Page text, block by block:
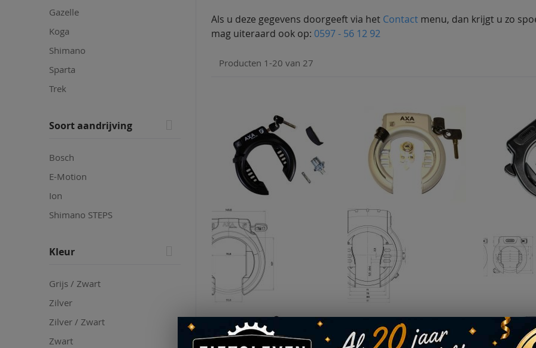
Gazelle
Koga
Shimano
Sparta
Trek
Soort aandrijving
Bosch
E-Motion
Ion
Shimano STEPS
Kleur
Grijs / Zwart
Zilver
Zilver / Zwart
Zwart
Als u deze gegevens doorgeeft via het Contactmenu, dan krijgt u zo
mag uiteraard ook op: 0597 - 56 12 92
Producten 1 -20 van 27
Slot + accuslot Bosch BES2 PowerTube Axa Block XXL - 475409900
€ 59,95
Slot + accuslot Batavus / Sparta Axa Defender zilver Midrange accu F8e / Monaco - 56612069
€ 70,95 € 62,95